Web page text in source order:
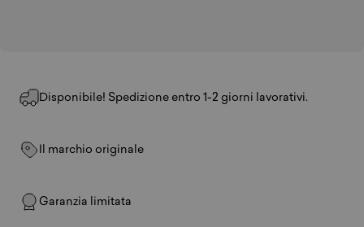
Disponibile! Spedizione entro 1-2 giorni lavorativi.
Il marchio originale
Garanzia limitata